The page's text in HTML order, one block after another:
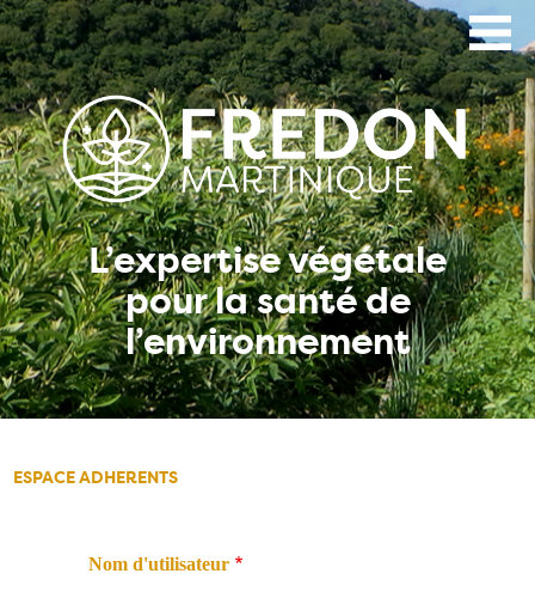
Aller
au
contenu
principal
L’expertise végétale
pour la santé de
l’environnement
ESPACE ADHERENTS
Nom d'utilisateur